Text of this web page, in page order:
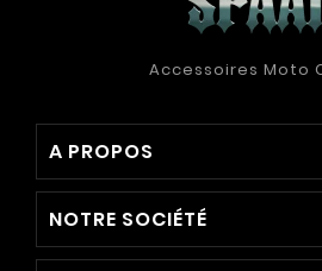
Accessoires Moto
A PROPOS
NOTRE SOCIÉTÉ